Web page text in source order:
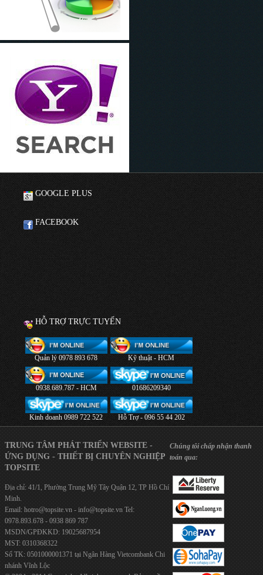
GOOGLE PLUS
FACEBOOK
HỖ TRỢ TRỰC TUYẾN
Quản lý 0978 893 678 Kỹ thuật - HCM
0938.689.787 - HCM 01686209340
Kinh doanh 0989 722 522 Hỗ Trợ - 096 55 44 202
TRUNG TÂM PHÁT TRIỂN WEBSITE -
ỨNG DỤNG - THIẾT BỊ CHUYÊN NGHIỆP
TOPSITE
Địa chỉ: 41/1, Phường Trung Mỹ Tây Quận 12, TP Hồ Chí
Minh.
Email: hotro@topsite.vn - info@topsite.vn Tel:
0978.893.678 - 0938 869 787
MSDN/GPĐKKD: 19025687954
MST: 0310368322
Số TK: 0501000001371 tại Ngân Hàng Vietcombank Chi
nhánh Vĩnh Lộc
Chúng tôi chấp nhận thanh
toán qua: